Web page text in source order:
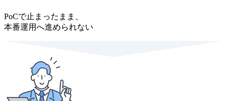
PoCで止まったまま、
本番運用へ進められない